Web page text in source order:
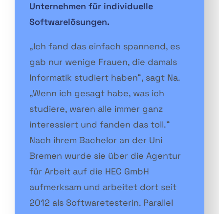
Unternehmen für individuelle
Softwarelösungen.
„Ich fand das einfach spannend, es
gab nur wenige Frauen, die damals
Informatik studiert haben“, sagt Na.
„Wenn ich gesagt habe, was ich
studiere, waren alle immer ganz
interessiert und fanden das toll.“
Nach ihrem Bachelor an der Uni
Bremen wurde sie über die Agentur
für Arbeit auf die HEC GmbH
aufmerksam und arbeitet dort seit
2012 als Softwaretesterin. Parallel